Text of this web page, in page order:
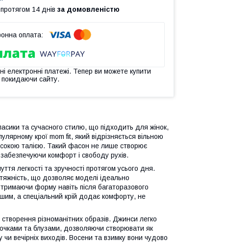
14 днів за домовленістю
електронні платежі. Тепер ви можете купити
сайту.
та сучасного стилю, що підходить для жінок,
крої mom fit, який відрізняється вільною
талією. Такий фасон не лише створює
комфорт і свободу рухів.
легкості та зручності протягом усього дня.
що дозволяє моделі ідеально
форму навіть після багаторазового
а спеціальний крій додає комфорту, не
різноманітних образів. Джинси легко
та блузами, дозволяючи створювати як
вечірніх виходів. Восени та взимку вони чудово